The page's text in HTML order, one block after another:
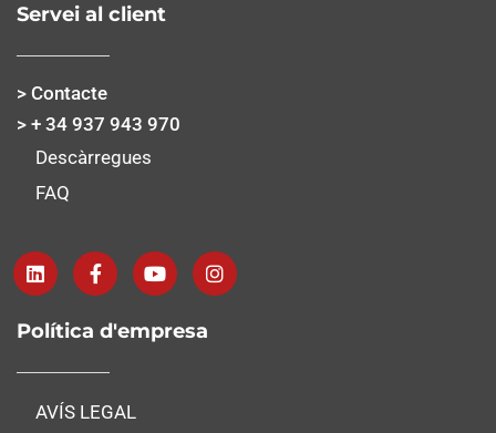
Servei al client
> Contacte
> + 34 937 943 970
Descàrregues
FAQ
Política d'empresa
AVÍS LEGAL